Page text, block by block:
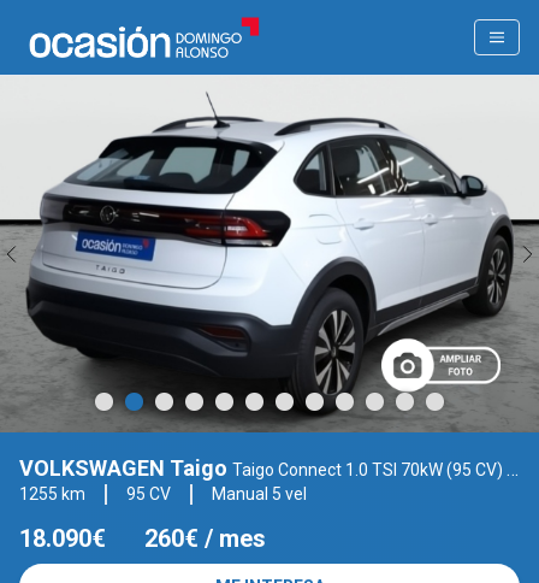
VOLKSWAGEN Taigo Taigo Connect 1.0 TSI 70kW (95 CV) SG5
1255 km
95 CV Manual 5 vel
18.090€ 260€ / mes